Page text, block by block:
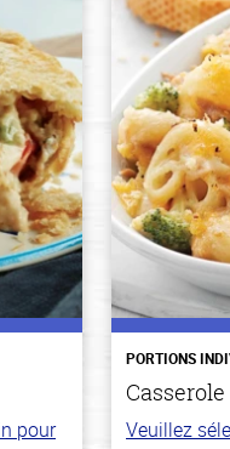
pour
PORTIONS
Veuillez